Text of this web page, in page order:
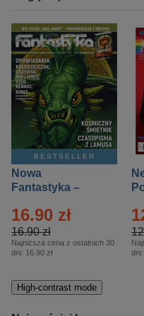
BESTSELLER
Nowa
Fantastyka –
16.90 zł
16.90 zł
Najniższa cena z ostatnich 30
dni: 16.90 zł
dni:
High-contrast mode